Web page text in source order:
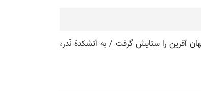
آفرین را ستایش گرفت / به آتشکدهَ نْدر،